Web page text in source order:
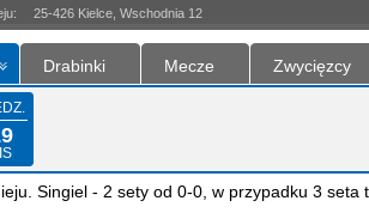
25-426 Kielce, Wschodnia 12
Drabinki Mecze Zwycięzcy
Singiel - 2 sety od 0-0, w przypadku 3